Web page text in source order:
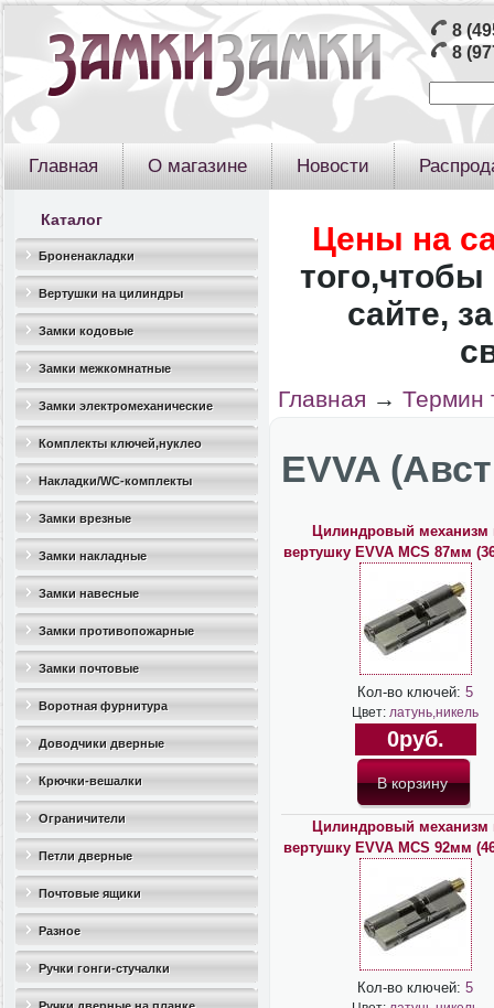
8
8
Главная О магазине Новости
Каталог
Броненакладки
Вертушки на цилиндры
Замки кодовые
Замки межкомнатные
Замки электромеханические
Комплекты ключей,нуклео
Накладки/WC-комплекты
Замки врезные
Замки накладные
Замки навесные
Замки противопожарные
Замки почтовые
Воротная фурнитура
Доводчики дверные
Крючки-вешалки
Ограничители
дверные(стопоры)
Петли дверные
Почтовые ящики
Разное
Ручки гонги-стучалки
Цены на
того,чтобы
сайте,
Главная → Термин
EVVA
Цилиндровый механизм
вертушку EVVA MCS 87мм
Кол-во ключей: 5
Цвет: латунь,никель
0руб.
Цилиндровый механизм
вертушку EVVA MCS 92мм
Кол-во ключей: 5